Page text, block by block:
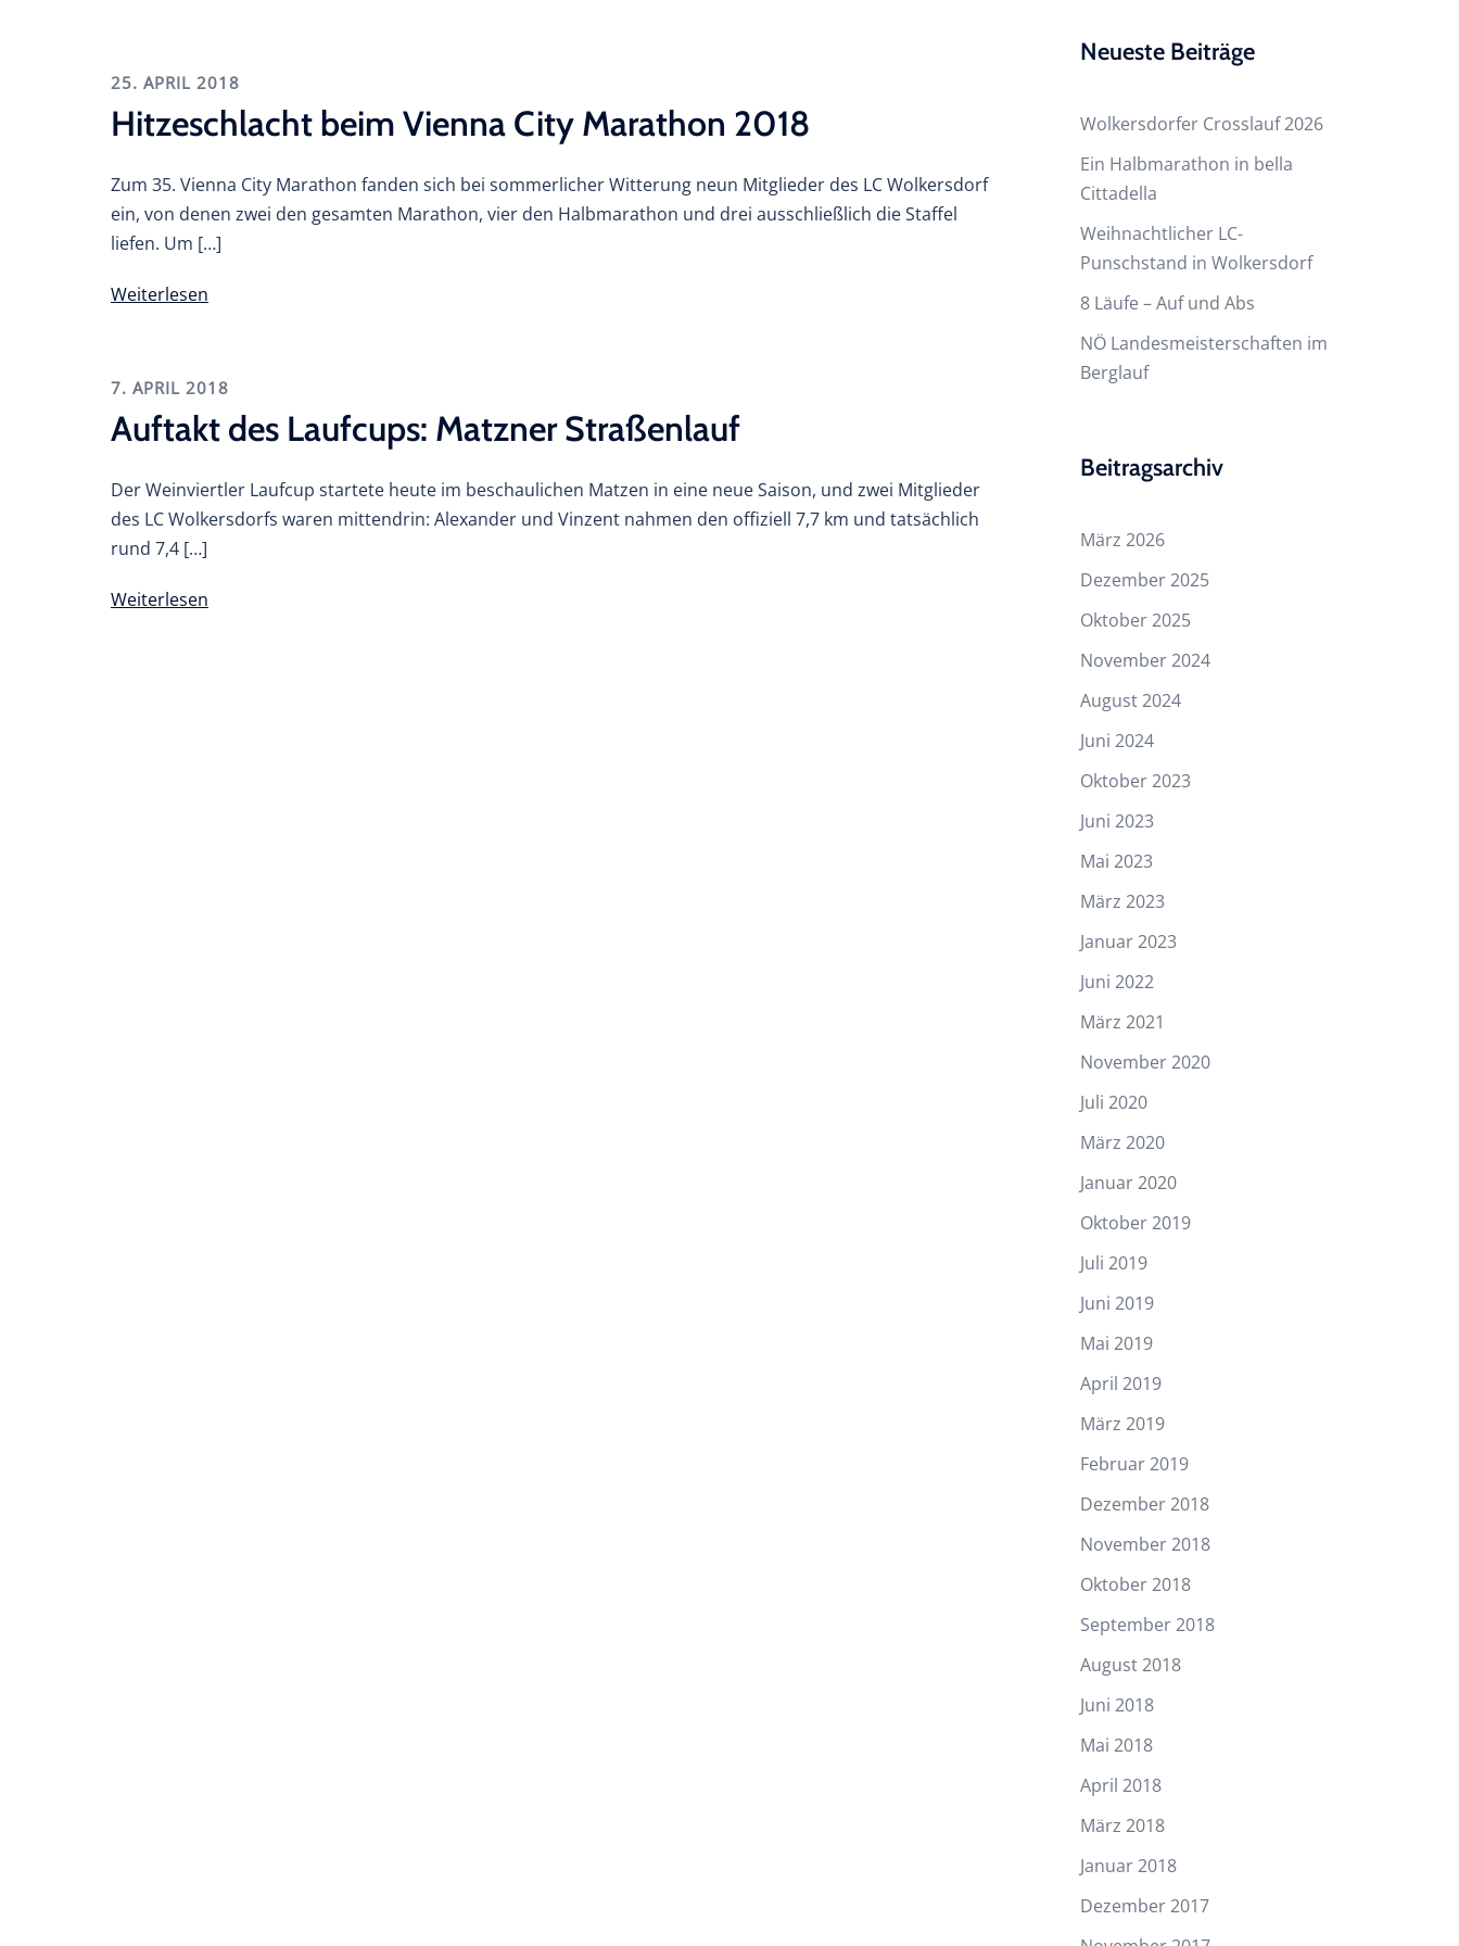
25. APRIL 2018
Hitzeschlacht beim Vienna City Marathon 2018
Zum 35. Vienna City Marathon fanden sich bei sommerlicher Witterung neun Mitglieder des LC Wolkersdorf
ein, von denen zwei den gesamten Marathon, vier den Halbmarathon und drei ausschließlich die Staffel
liefen. Um […]
Weiterlesen
7. APRIL 2018
Auftakt des Laufcups: Matzner Straßenlauf
Der Weinviertler Laufcup startete heute im beschaulichen Matzen in eine neue Saison, und zwei Mitglieder
des LC Wolkersdorfs waren mittendrin: Alexander und Vinzent nahmen den offiziell 7,7 km und tatsächlich
rund 7,4 […]
Weiterlesen
Neueste Beiträge
Wolkersdorfer Crosslauf 2026
Ein Halbmarathon in bella
Cittadella
Weihnachtlicher LC-
Punschstand in Wolkersdorf
8 Läufe – Auf und Abs
NÖ Landesmeisterschaften im
Berglauf
Beitragsarchiv
März 2026
Dezember 2025
Oktober 2025
November 2024
August 2024
Juni 2024
Oktober 2023
Juni 2023
Mai 2023
März 2023
Januar 2023
Juni 2022
März 2021
November 2020
Juli 2020
März 2020
Januar 2020
Oktober 2019
Juli 2019
Juni 2019
Mai 2019
April 2019
März 2019
Februar 2019
Dezember 2018
November 2018
Oktober 2018
September 2018
August 2018
Juni 2018
Mai 2018
April 2018
März 2018
Januar 2018
Dezember 2017